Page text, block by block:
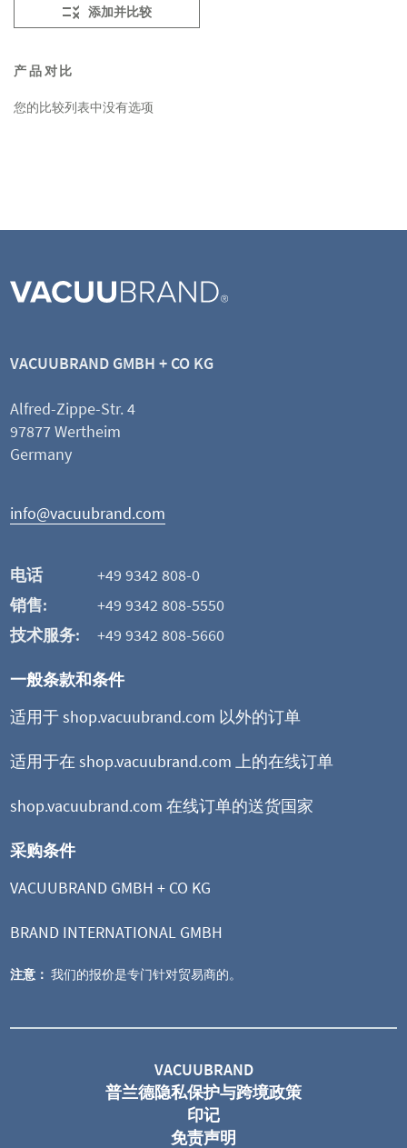
添加并比较
产品对比
您的比较列表中没有选项
VACUUBRAND GMBH + CO KG
Alfred-Zippe-Str. 4
97877 Wertheim
Germany
info@vacuubrand.com
电话
+49 9342 808-0
销售:
+49 9342 808-5550
技术服务:
+49 9342 808-5660
一般条款和条件
适用于 shop.vacuubrand.com 以外的订单
适用于在 shop.vacuubrand.com 上的在线订单
shop.vacuubrand.com 在线订单的送货国家
采购条件
VACUUBRAND GMBH + CO KG
BRAND INTERNATIONAL GMBH
注意： 我们的报价是专门针对贸易商的。
VACUUBRAND
普兰德隐私保护与跨境政策
印记
免责声明